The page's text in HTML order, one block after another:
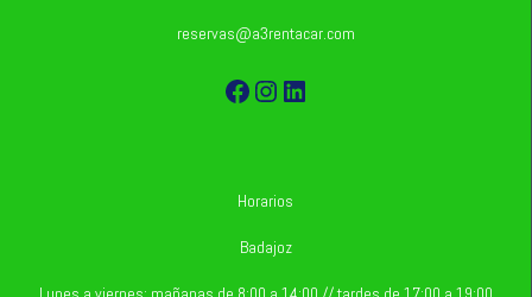
reservas@a3rentacar.com
Facebook
Instagram
LinkedIn
Horarios
Badajoz